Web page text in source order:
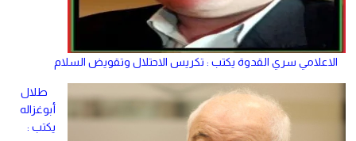
الاعلامي سري القدوة يكتب : تكريس الاحتلال وتقويض السلام
طلال
أبوغزاله
يكتب :